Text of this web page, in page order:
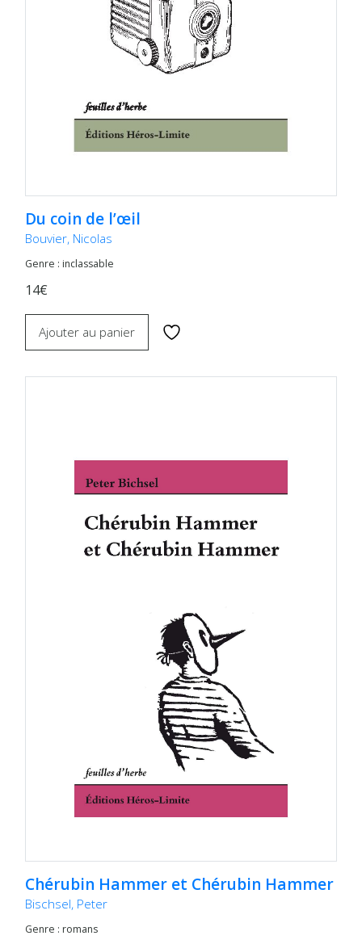
Du coin de l’œil
Bouvier, Nicolas
Genre : inclassable
14€
Ajouter au panier
Chérubin Hammer et Chérubin Hammer
Bischsel, Peter
Genre : romans